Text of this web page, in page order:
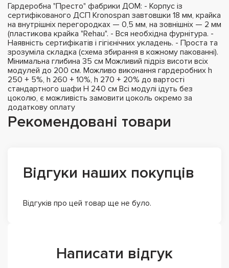
Гардеробна "Престо" фабрики ДОМ: - Корпус із
сертифікованого ДСП Kronospan завтовшки 18 мм, крайка
на внутрішніх перегородках — 0,5 мм, на зовнішніх — 2 мм
(пластикова крайка "Rehau". - Вся необхідна фурнітура. -
Наявність сертифікатів і гігієнічних укладень. - Проста та
зрозуміла складка (схема збирання в кожному пакованні).
Мінимальна глибина 35 см Можливий підріз висоти всіх
модулей до 200 см. Можливо виконання гардеробних h
250 + 5%, h 260 + 10%, h 270 + 20% до вартості
стандартного шафи H 240 см Всі модулі ідуть без
цоколю, є можливість замовити цоколь окремо за
додаткову оплату
Рекомендовані товари
Відгуки наших покупців
Відгуків про цей товар ще не було.
Написати відгук